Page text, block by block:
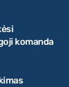
komanda